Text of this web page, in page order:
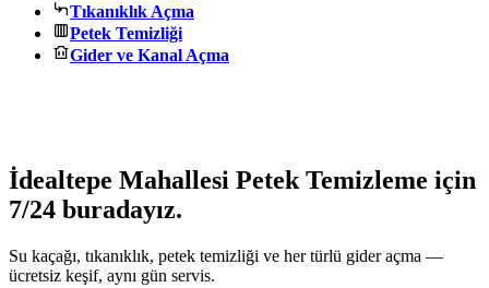
Tıkanıklık Açma
Petek Temizliği
Gider ve Kanal Açma
İdealtepe Mahallesi Petek Temizleme için
7/24 buradayız.
Su kaçağı, tıkanıklık, petek temizliği ve her türlü gider açma —
ücretsiz keşif, aynı gün servis.